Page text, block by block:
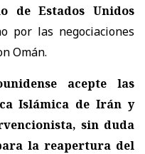
de Estados Unidos
por las negociaciones
Omán.
acepte las
Islámica de Irán y
sin duda
la reapertura del